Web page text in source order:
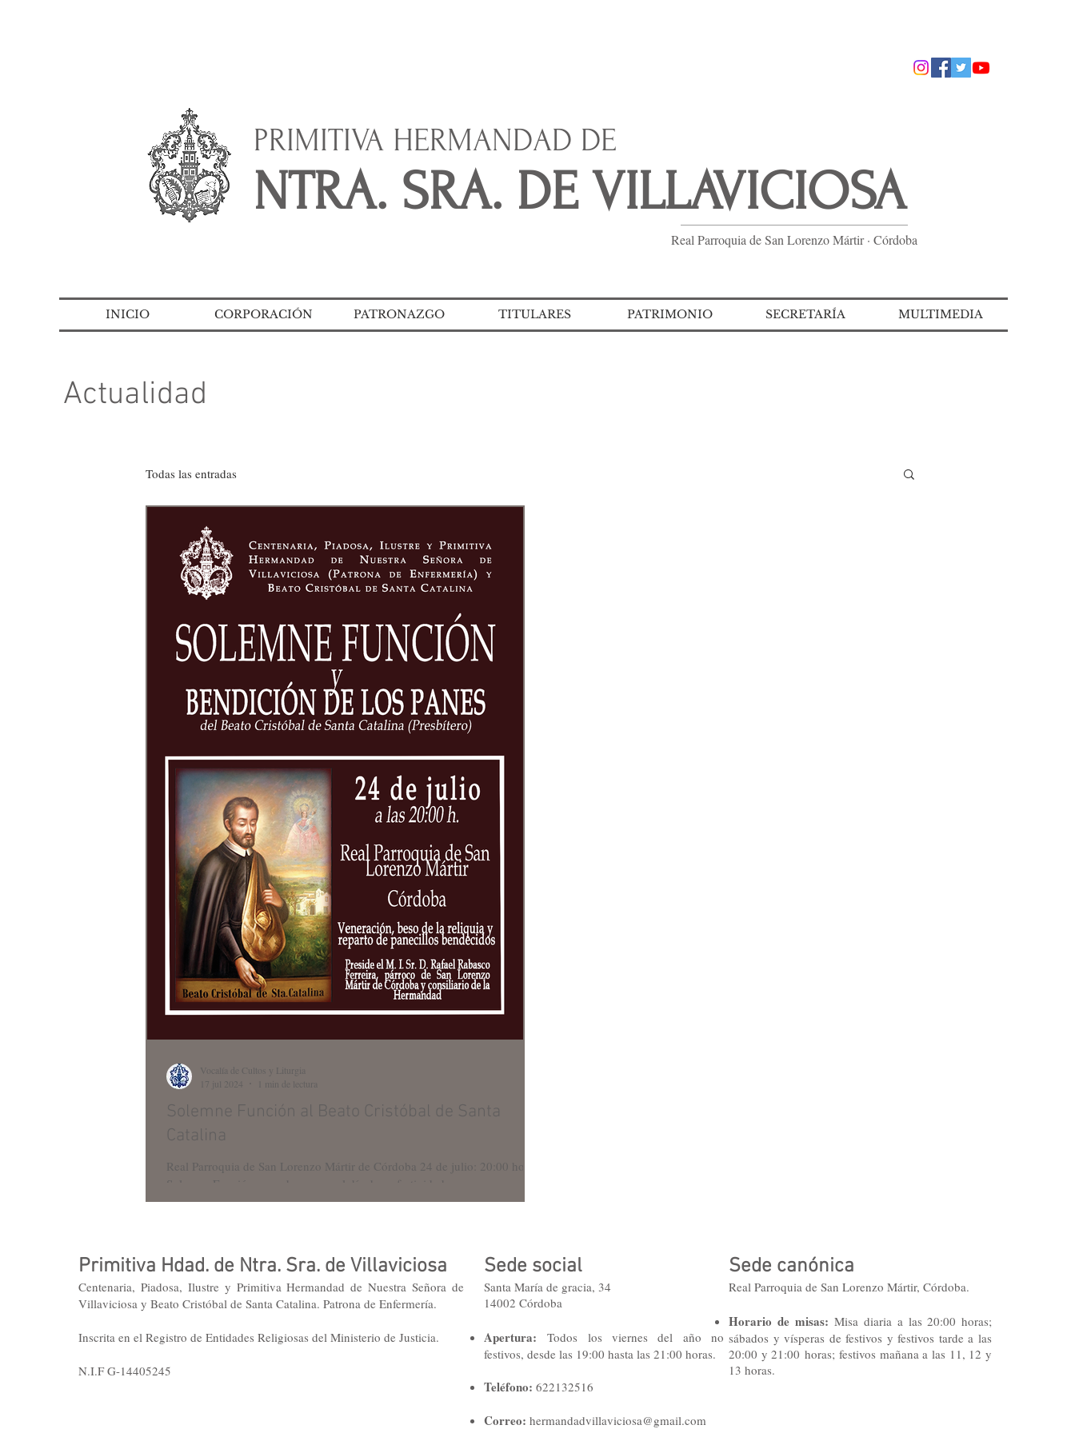
PRIMITIVA HERMANDAD DE
NTRA. SRA. DE VILLAVICIOSA
Real Parroquia de San Lorenzo Mártir · Córdoba
INICIO CORPORACIÓN PATRONAZGO TITULARES PATRIMONIO SECRETARÍA MULTIMEDIA
Actualidad
Todas las entradas
Solemne Función al Beato Cristóbal de Santa
Catalina
Real Parroquia de San Lorenzo Mártir de Córdoba 24 de julio: 20:00 horas.
Solemne Función en su honor, en el día de su festividad,...
Vocalía de Cultos y Liturgia
17 jul 2024
1 min de lectura
Primitiva Hdad. de Ntra. Sra. de Villaviciosa
Centenaria, Piadosa, Ilustre y Primitiva Hermandad de Nuestra Señora de
Villaviciosa y Beato Cristóbal de Santa Catalina. Patrona de Enfermería.
Inscrita en el Registro de Entidades Religiosas del Ministerio de Justicia.
N.I.F G-14405245
Sede social
Santa María de gracia, 34
14002 Córdoba
Apertura:Todos los viernes del año no
festivos, desde las 19:00 hasta las 21:00 horas.
Teléfono: 622132516
Correo: hermandadvillaviciosa@gmail.com
Sede canónica
Real Parroquia de San Lorenzo Mártir, Córdoba.
Horario de misas:Misa diaria a las 20:00 horas;
sábados y vísperas de festivos y festivos tarde a las
20:00 y 21:00 horas; festivos mañana a las 11, 12 y
13 horas.